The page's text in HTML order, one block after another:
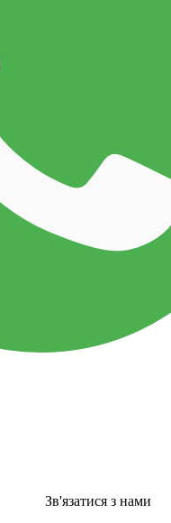
Зв'язатися з нами